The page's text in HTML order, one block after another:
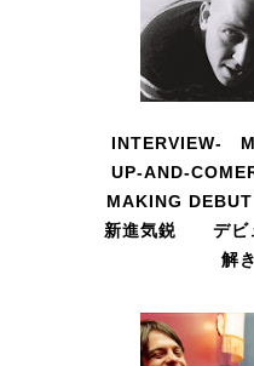
INTERVIEW-
UP-AND-
MAKING
新進気鋭 デビ
解